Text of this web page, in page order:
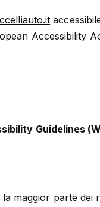
Accessibility
Guidelines
la maggior parte